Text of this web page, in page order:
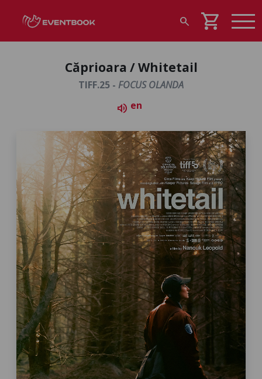
search shopping_cart
Căprioara / Whitetail
TIFF.25 - FOCUS OLANDA
volume_up en